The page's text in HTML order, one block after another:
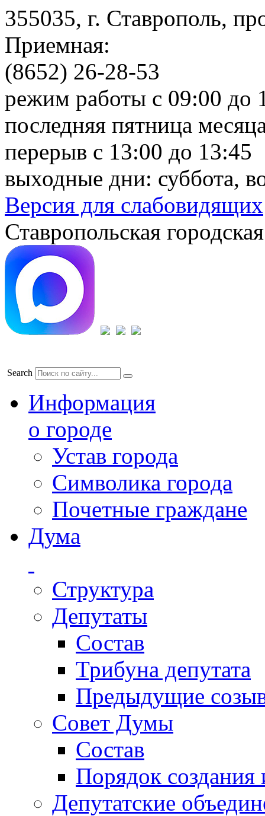
355035, г. Ставрополь,
Приемная:
(8652) 26-28-53
режим работы с 09:00 до
последняя пятница
перерыв с 13:00 до 13:45
выходные дни: суббота,
Версия для слабовидящих
Ставропольская
Search
Информация
о городе
Устав города
Символика города
Почетные граждане
Дума
Структура
Депутаты
Состав
Трибуна депутата
Предыдущие
Совет Думы
Состав
Порядок создания
Депутатские